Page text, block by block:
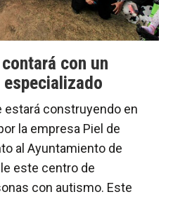
con un
estará construyendo en
la empresa Piel de
al Ayuntamiento de
este centro de
con autismo. Este